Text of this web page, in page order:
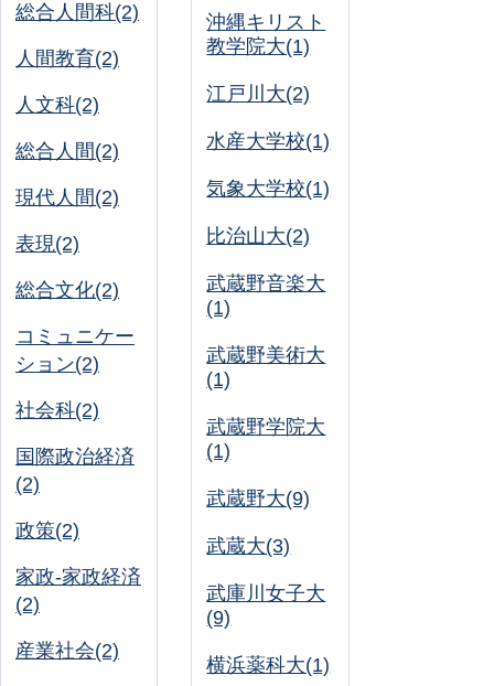
総合人間科(2)
人間教育(2)
人文科(2)
総合人間(2)
現代人間(2)
表現(2)
総合文化(2)
コミュニケー
ション(2)
社会科(2)
国際政治経済
(2)
政策(2)
家政-家政経済
(2)
産業社会(2)
沖縄キリスト
教学院大(1)
江戸川大(2)
水産大学校(1)
気象大学校(1)
比治山大(2)
武蔵野音楽大
(1)
武蔵野美術大
(1)
武蔵野学院大
(1)
武蔵野大(9)
武蔵大(3)
武庫川女子大
(9)
横浜薬科大(1)